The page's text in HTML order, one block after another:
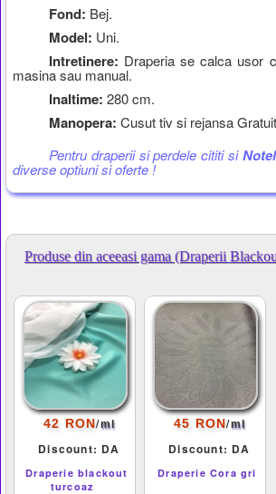
Fond: Bej.
Model: Uni.
Intretinere: Draperia se calca usor
masina sau manual.
Inaltime: 280 cm.
Manopera: Cusut tiv si rejansa
Pentru draperii si perdele cititi si
diverse optiuni si oferte !
Produse din aceeasi gama (Draperii
42 RON/ml
Discount: DA
Draperie blackout
turcoaz
45 RON/ml
Discount: DA
Draperie Cora gri